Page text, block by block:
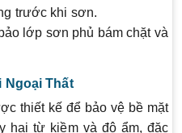
trước khi sơn.
lớp sơn phủ bám chặt và
Ngoại Thất
thiết kế để bảo vệ bề mặt
hại từ kiềm và độ ẩm, đặc